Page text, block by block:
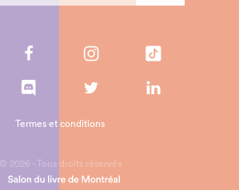
© 2026 - Tous droits réservés
Termes et conditions